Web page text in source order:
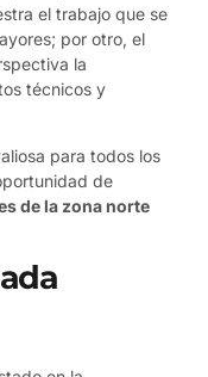
el trabajo que se
por otro, el
la
técnicos y
para todos los
de
de la zona norte